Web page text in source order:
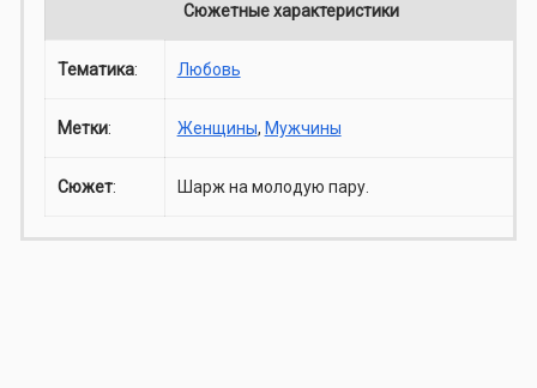
Сюжетные характеристики
Тематика: Любовь
Метки: Женщины, Мужчины
Сюжет: Шарж на молодую пару.